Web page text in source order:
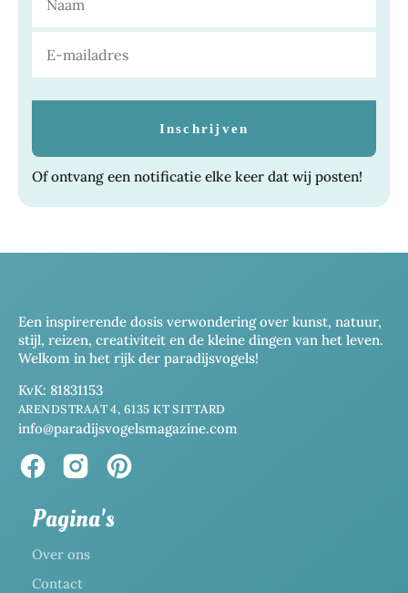
Of ontvang een notificatie elke keer dat wij posten!
Een inspirerende dosis verwondering over kunst, natuur,
stijl, reizen, creativiteit en de kleine dingen van het leven.
Welkom in het rijk der paradijsvogels!
KvK: 81831153
ARENDSTRAAT 4, 6135 KT SITTARD
info@paradijsvogelsmagazine.com
Pagina's
Over ons
Contact